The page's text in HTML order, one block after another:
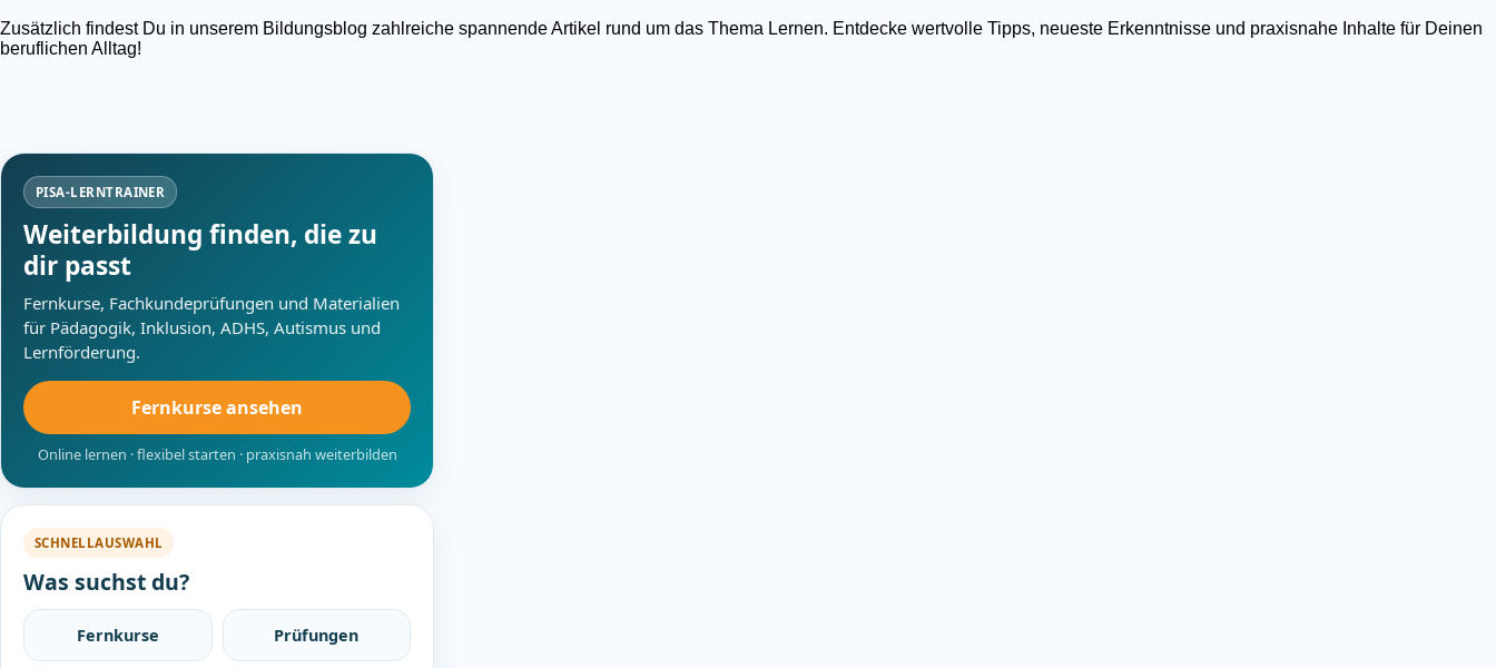
Zusätzlich findest Du in unserem Bildungsblog zahlreiche spannende Artikel rund um das Thema Lernen. Entdecke wertvolle Tipps, neueste Erkenntnisse und praxisnahe Inhalte für Deinen
beruflichen Alltag!
PISA-LERNTRAINER
Weiterbildung finden, die zu
dir passt
Fernkurse, Fachkundeprüfungen und Materialien
für Pädagogik, Inklusion, ADHS, Autismus und
Lernförderung.
Fernkurse ansehen
Online lernen · flexibel starten · praxisnah weiterbilden
SCHNELLAUSWAHL
Was suchst du?
Fernkurse Prüfungen